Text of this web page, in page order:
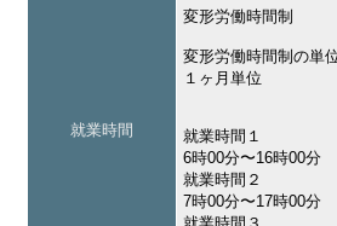
就業時間
変形労働時間制
変形労働時間制の単
１ヶ月単位
就業時間１
6時00分〜16時00分
就業時間２
7時00分〜17時00分